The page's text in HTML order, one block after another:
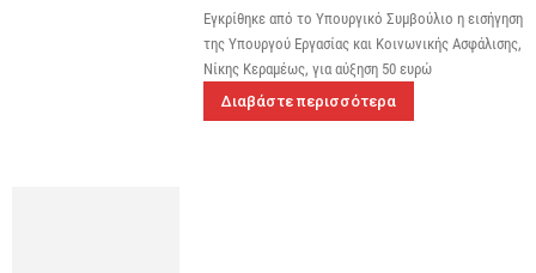
Εγκρίθηκε από το Υπουργικό Συμβούλιο η εισήγηση
της Υπουργού Εργασίας και Κοινωνικής Ασφάλισης,
Νίκης Κεραμέως, για αύξηση 50 ευρώ
Διαβάστε περισσότερα